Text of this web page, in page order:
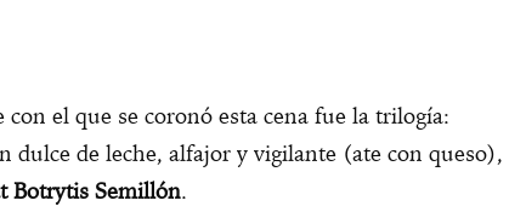
el que se coronó esta cena fue la trilogía:
dulce de leche, alfajor y vigilante (ate con queso),
Botrytis Semillón.